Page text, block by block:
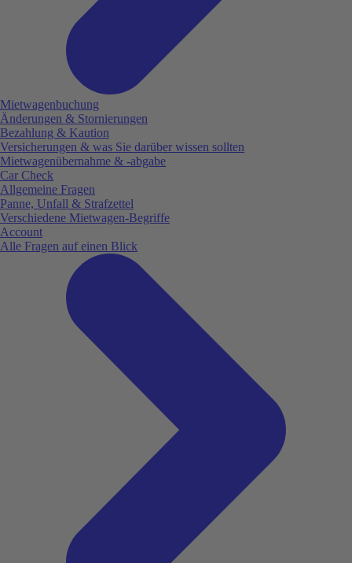
Mietwagenbuchung
Änderungen & Stornierungen
Bezahlung & Kaution
Versicherungen & was Sie darüber wissen sollten
Mietwagenübernahme & -abgabe
Car Check
Allgemeine Fragen
Panne, Unfall & Strafzettel
Verschiedene Mietwagen-Begriffe
Account
Alle Fragen auf einen Blick